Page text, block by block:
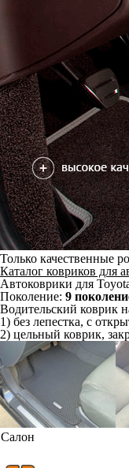
4 коврика
можете
Без лепестка
Цельный
Коврик на
отдельно или
можете
Отдельно
Слитно с
Слитно с
Фурнитура